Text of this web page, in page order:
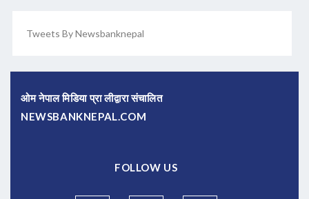
Tweets By Newsbanknepal
ओम नेपाल मिडिया प्रा लीद्वारा संचालित
NEWSBANKNEPAL.COM
FOLLOW US